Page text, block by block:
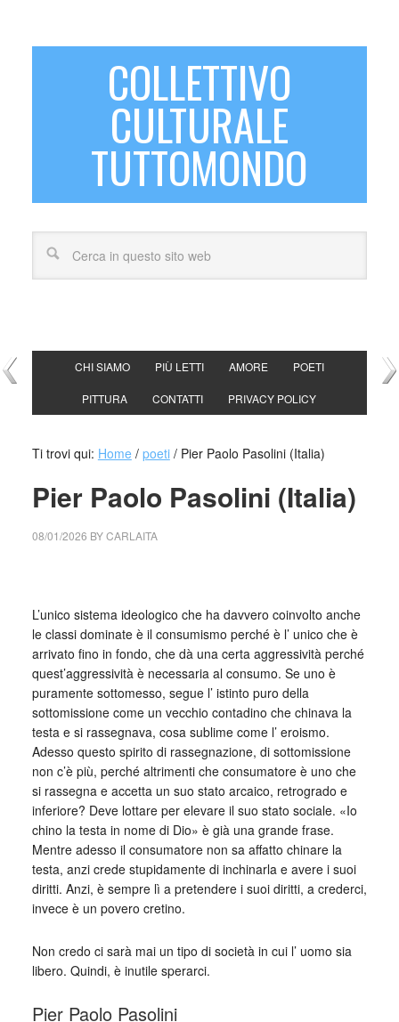
COLLETTIVO
CULTURALE
TUTTOMONDO
CHI SIAMO PIÙ LETTI AMORE POETI
PITTURA CONTATTI PRIVACY POLICY
Ti trovi qui: Home / poeti /Pier Paolo Pasolini (Italia)
Pier Paolo Pasolini (Italia)
08/01/2026 BYCARLAITA
L’unico sistema ideologico che ha davvero coinvolto anche
le classi dominate è il consumismo perché è l’ unico che è
arrivato fino in fondo, che dà una certa aggressività perché
quest’aggressività è necessaria al consumo. Se uno è
puramente sottomesso, segue l’ istinto puro della
sottomissione come un vecchio contadino che chinava la
testa e si rassegnava, cosa sublime come l’ eroismo.
Adesso questo spirito di rassegnazione, di sottomissione
non c’è più, perché altrimenti che consumatore è uno che
si rassegna e accetta un suo stato arcaico, retrogrado e
inferiore? Deve lottare per elevare il suo stato sociale. «Io
chino la testa in nome di Dio» è già una grande frase.
Mentre adesso il consumatore non sa affatto chinare la
testa, anzi crede stupidamente di inchinarla e avere i suoi
diritti. Anzi, è sempre lì a pretendere i suoi diritti, a crederci,
invece è un povero cretino.
Non credo ci sarà mai un tipo di società in cui l’ uomo sia
libero. Quindi, è inutile sperarci.
Pier Paolo Pasolini